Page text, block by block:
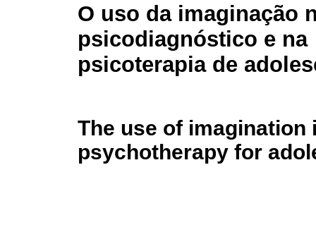
O uso da imaginação
psicodiagnóstico e na
psicoterapia de
The use of
psychotherapy for